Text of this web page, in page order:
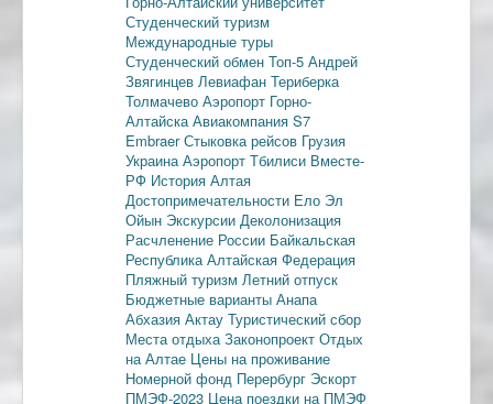
Студенческий туризм
Международные туры
Студенческий обмен Топ-5 Андрей
Звягинцев Левиафан Териберка
Толмачево Аэропорт Горно-
Алтайска Авиакомпания S7
EmbraerСтыковка рейсов Грузия
Украина Аэропорт Тбилиси Вместе-
РФ История Алтая
Достопримечательности Ело Эл
Ойын Экскурсии Деколонизация
Расчленение России Байкальская
Республика Алтайская Федерация
Пляжный туризм Летний отпуск
Бюджетные варианты Анапа
Абхазия Актау Туристический сбор
Места отдыха Законопроект Отдых
на Алтае Цены на проживание
Номерной фонд Перербург Эскорт
ПМЭФ-2023 Цена поездки на ПМЭФ